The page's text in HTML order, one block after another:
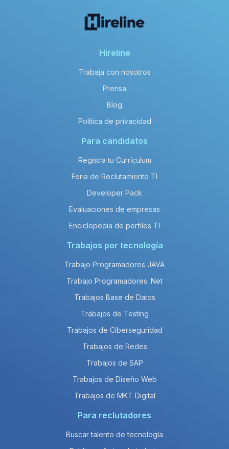
Hireline
Trabaja con nosotros
Prensa
Blog
Política de privacidad
Para candidatos
Registra tu Currículum
Feria de Reclutamiento TI
Developer Pack
Evaluaciones de empresas
Enciclopedia de perfiles TI
Trabajos por tecnología
Trabajo Programadores JAVA
Trabajo Programadores .Net
Trabajos Base de Datos
Trabajos de Testing
Trabajos de Ciberseguridad
Trabajos de Redes
Trabajos de SAP
Trabajos de Diseño Web
Trabajos de MKT Digital
Para reclutadores
Buscar talento de tecnología